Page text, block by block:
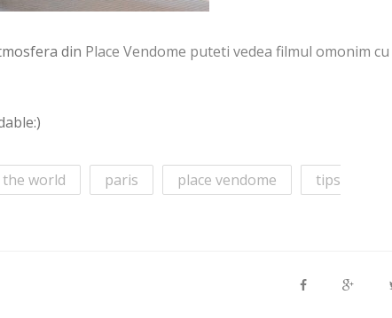
din Place Vendome puteti vedea filmul omonim cu
world paris place vendome
tips